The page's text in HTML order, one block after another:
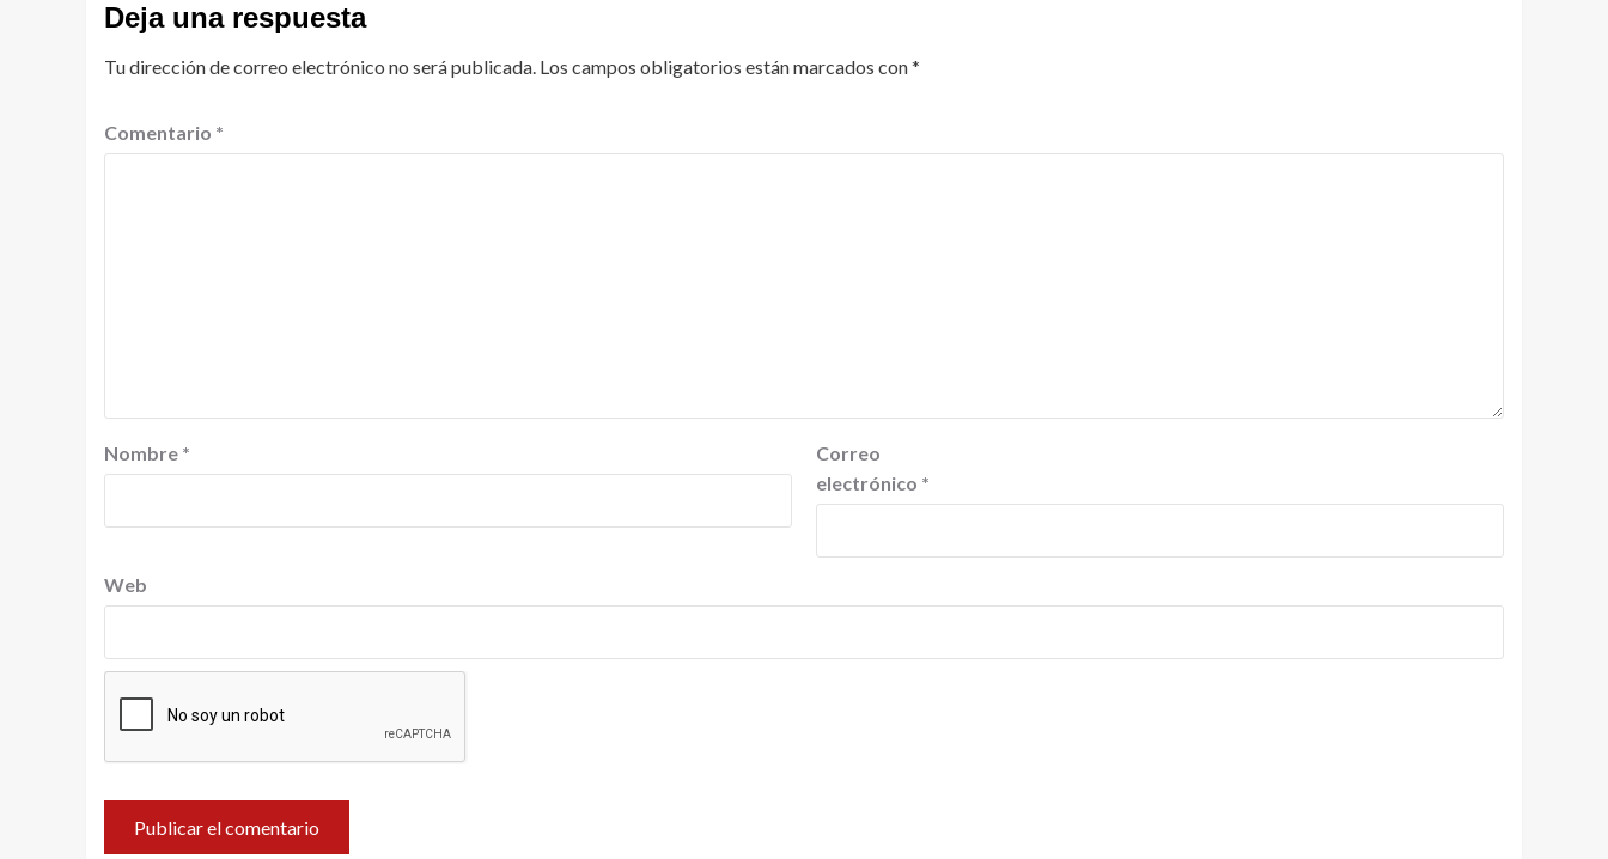
Deja una respuesta
Tu dirección de correo electrónico no será publicada. Los campos obligatorios están marcados con*
Comentario *
Nombre *
Correo
electrónico *
Web